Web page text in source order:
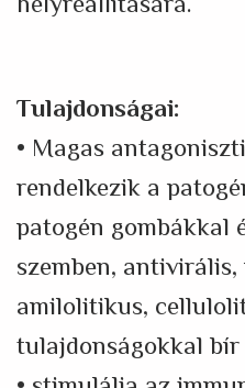
Tulajdonságai:
• Magas
rendelkezik a
patogén gombákkal
szemben,
amilolitikus,
tulajdonságokkal bír